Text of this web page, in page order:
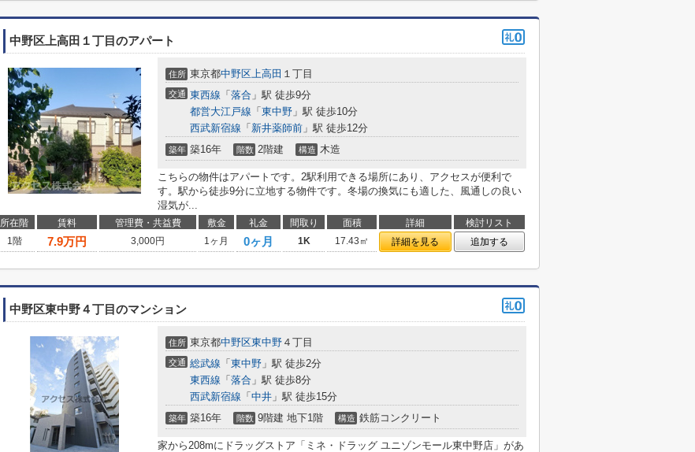
中野区上高田１丁目のアパート
住所 東京都中野区上高田 １丁目
交通 東西線 「 落合 」駅 徒歩9分
都営大江戸線 「 東中野 」駅 徒歩10分
西武新宿線 「 新井薬師前 」駅 徒歩12分
築年 築16年 階数 2階建 構造 木造
こちらの物件はアパートです。2駅利用できる場所にあり、アクセスが便利で
す。駅から徒歩9分に立地する物件です。冬場の換気にも適した、風通しの良い
湿気が...
所在階 賃料 管理費・共益費 敷金 礼金 間取り 面積 詳細
検討リスト
1階
7.9万円 3,000円 1ヶ月 0ヶ月 1K 17.43㎡ 詳細を見る 追加する
中野区東中野４丁目のマンション
住所 東京都中野区東中野 ４丁目
交通 総武線 「 東中野 」駅 徒歩2分
東西線 「 落合 」駅 徒歩8分
西武新宿線 「 中井 」駅 徒歩15分
築年 築16年 階数 9階建 地下1階 構造 鉄筋コンクリート
家から208mにドラッグストア「ミネ・ドラッグ ユニゾンモール東中野店」があ